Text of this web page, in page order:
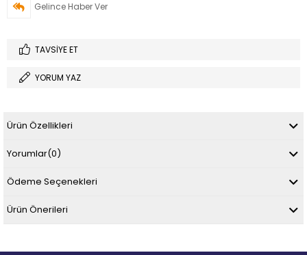
Gelince Haber Ver
TAVSIYE ET
YORUM YAZ
Ürün Özellikleri
Yorumlar(0)
Ödeme Seçenekleri
Ürün Önerileri